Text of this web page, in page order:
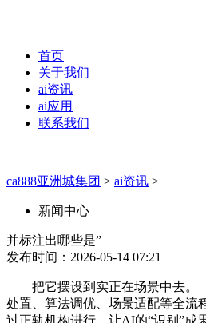
首页
关于我们
ai资讯
ai应用
联系我们
ca888亚洲城集团 > ai资讯 >
新闻中心
并标注出哪些是”
发布时间：2026-05-14 07:21
把它摆设到实正在场景中去。
处置、算法调优、场景适配等全流
过正轨机构进行。让AI的“识别”成